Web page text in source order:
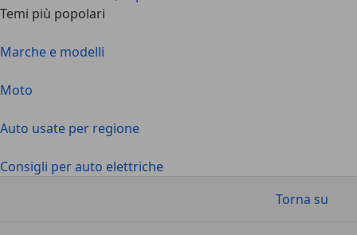
Temi più popolari
Marche e modelli
Moto
Auto usate per regione
Consigli per auto elettriche
Torna su